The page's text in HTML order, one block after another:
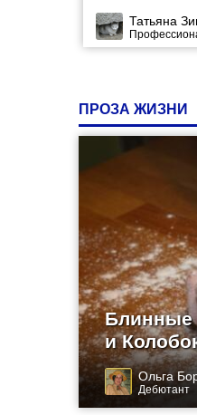
Татьяна
ПРОЗА ЖИЗНИ
Блинные
и
Ольга
Дебютант